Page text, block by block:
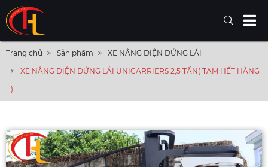
Trang chủ Sản phẩm
XE NÂNG ĐIỆN ĐỨNG LÁI
XE NÂNG ĐIỆN ĐỨNG LÁI UNICARRIERS 2,5 TẤN( TẠM HẾT HÀNG
)